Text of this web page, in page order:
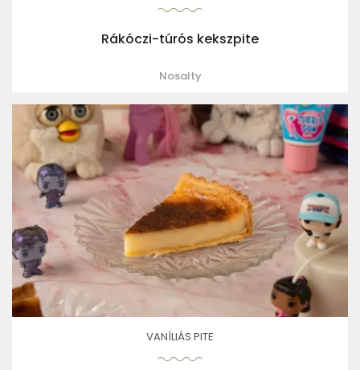
Rákóczi-túrós kekszpite
Nosalty
VANÍLIÁS PITE